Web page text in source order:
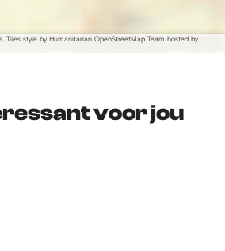
Tiles style by Humanitarian OpenStreetMap Team hosted by
voor jou